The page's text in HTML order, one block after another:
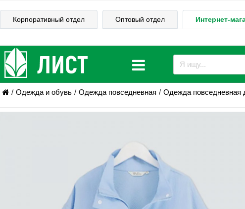
Корпоративный отдел Оптовый отдел Интернет-
Одежда и обувь Одежда повседневная Одежда повседневная